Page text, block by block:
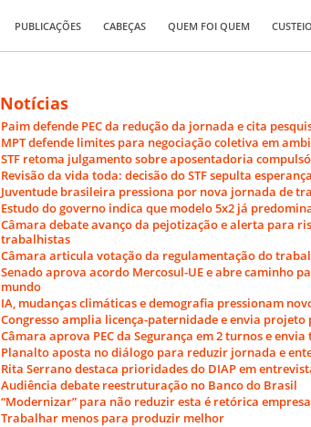
PUBLICAÇÕES CABEÇAS QUEM FOI QUEM
Notícias
Paim defende PEC da redução da jornada e cita
MPT defende limites para negociação coletiva em
STF retoma julgamento sobre aposentadoria
Revisão da vida toda: decisão do STF sepulta
Juventude brasileira pressiona por nova jornada de
Estudo do governo indica que modelo 5x2 já
Câmara debate avanço da pejotização e alerta para
trabalhistas
Câmara articula votação da regulamentação do
Senado aprova acordo Mercosul-UE e abre caminho
mundo
IA, mudanças climáticas e demografia pressionam
Congresso amplia licença-paternidade e envia projeto
Câmara aprova PEC da Segurança em 2 turnos e
Planalto aposta no diálogo para reduzir jornada e
Rita Serrano destaca prioridades do DIAP em
Audiência debate reestruturação no Banco do Brasil
“Modernizar” para não reduzir esta é retórica
Trabalhar menos para produzir melhor